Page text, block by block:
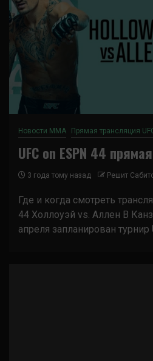
Новости ММА Прямая трансляция
UFC on ESPN 44
3 года тому назад Решит
Где и когда смотреть
44 Холлоуэй vs. Аллен В
апреля запланирован турнир